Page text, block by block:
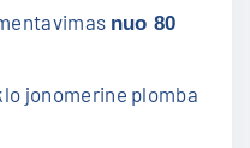
nuo 80
jonomerine plomba